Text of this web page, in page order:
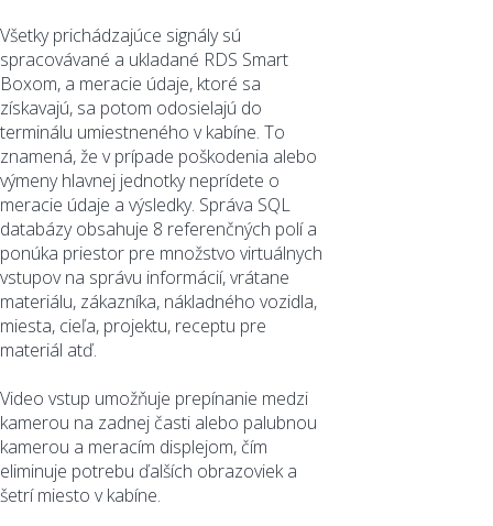
Všetky prichádzajúce signály sú
spracovávané a ukladané RDS Smart
Boxom, a meracie údaje, ktoré sa
získavajú, sa potom odosielajú do
terminálu umiestneného v kabíne. To
znamená, že v prípade poškodenia alebo
výmeny hlavnej jednotky neprídete o
meracie údaje a výsledky. Správa SQL
databázy obsahuje 8 referenčných polí a
ponúka priestor pre množstvo virtuálnych
vstupov na správu informácií, vrátane
materiálu, zákazníka, nákladného vozidla,
miesta, cieľa, projektu, receptu pre
materiál atď.
Video vstup umožňuje prepínanie medzi
kamerou na zadnej časti alebo palubnou
kamerou a meracím displejom, čím
eliminuje potrebu ďalších obrazoviek a
šetrí miesto v kabíne.